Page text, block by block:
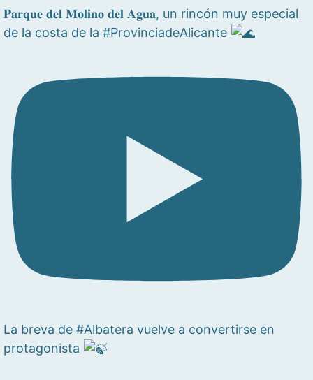
𝐏𝐚𝐫𝐪𝐮𝐞 𝐝𝐞𝐥 𝐌𝐨𝐥𝐢𝐧𝐨 𝐝𝐞𝐥 𝐀𝐠𝐮𝐚, un rincón muy especial
de la costa de la #ProvinciadeAlicante
La breva de #Albatera vuelve a convertirse en
protagonista